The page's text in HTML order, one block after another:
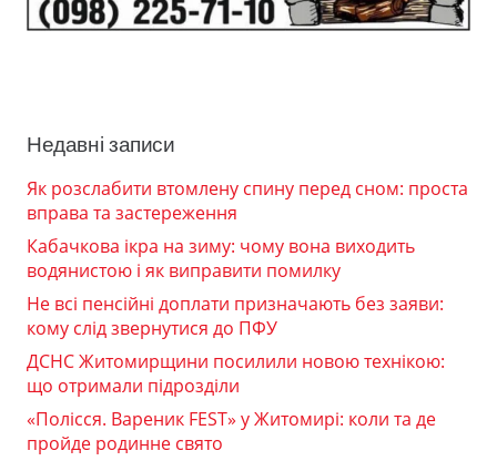
Недавні записи
Як розслабити втомлену спину перед сном: проста
вправа та застереження
Кабачкова ікра на зиму: чому вона виходить
водянистою і як виправити помилку
Не всі пенсійні доплати призначають без заяви:
кому слід звернутися до ПФУ
ДСНС Житомирщини посилили новою технікою:
що отримали підрозділи
«Полісся. Вареник FEST» у Житомирі: коли та де
пройде родинне свято